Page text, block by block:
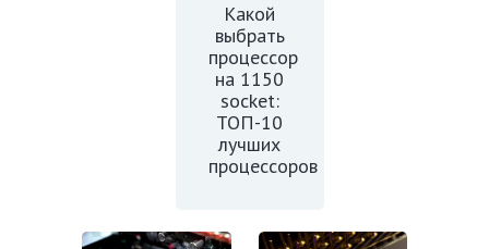
Какой
выбрать
процессор
на 1150
socket:
ТОП-10
лучших
процессоров